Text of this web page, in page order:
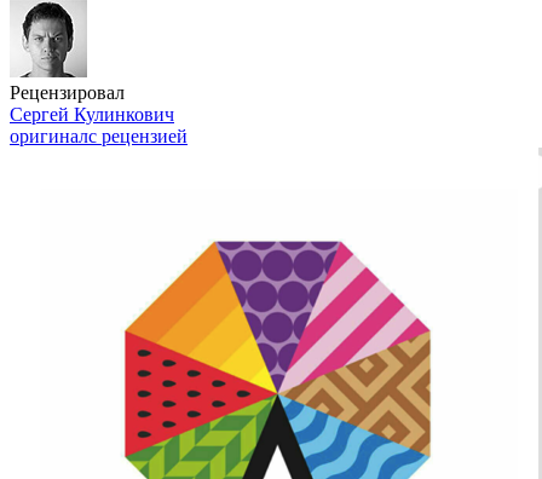
Рецензировал
Сергей Кулинкович
оригиналс рецензией